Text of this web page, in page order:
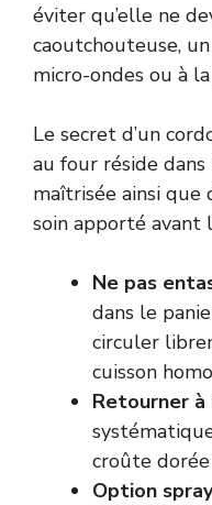
éviter qu’elle ne
caoutchouteuse,
micro-ondes ou à
Le secret d’un
au four réside dans
maîtrisée ainsi
soin apporté avant
Ne pas
dans le
circuler
cuisson
Retourner à
croûte
Option